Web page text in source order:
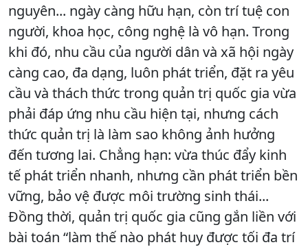
nguyên... ngày càng hữu hạn, còn trí tuệ con
người, khoa học, công nghệ là vô hạn. Trong
khi đó, nhu cầu của người dân và xã hội ngày
càng cao, đa dạng, luôn phát triển, đặt ra yêu
cầu và thách thức trong quản trị quốc gia vừa
phải đáp ứng nhu cầu hiện tại, nhưng cách
thức quản trị là làm sao không ảnh hưởng
đến tương lai. Chẳng hạn: vừa thúc đẩy kinh
tế phát triển nhanh, nhưng cần phát triển bền
vững, bảo vệ được môi trường sinh thái...
Đồng thời, quản trị quốc gia cũng gắn liền với
bài toán “làm thế nào phát huy được tối đa trí